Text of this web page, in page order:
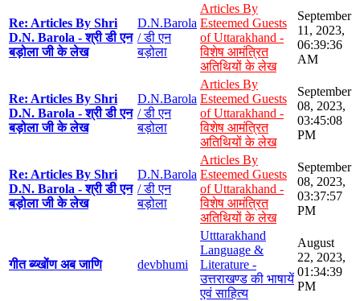
Re: Articles By Shri
D.N. Barola - श्री डी एन
बड़ोला जी के लेख
D.N.Barola
/ डी एन
बड़ोला
Articles By
Esteemed Guests
of Uttarakhand -
विशेष आमंत्रित
अतिथियों के लेख
September
11, 2023,
06:39:36
AM
Re: Articles By Shri
D.N. Barola - श्री डी एन
बड़ोला जी के लेख
D.N.Barola
/ डी एन
बड़ोला
Articles By
Esteemed Guests
of Uttarakhand -
विशेष आमंत्रित
अतिथियों के लेख
September
08, 2023,
03:45:08
PM
Re: Articles By Shri
D.N. Barola - श्री डी एन
बड़ोला जी के लेख
D.N.Barola
/ डी एन
बड़ोला
Articles By
Esteemed Guests
of Uttarakhand -
विशेष आमंत्रित
अतिथियों के लेख
September
08, 2023,
03:37:57
PM
गीत ब्य्खोंण अब जाणि devbhumi
Utttarakhand
Language &
Literature -
उत्तराखण्ड की भाषायें
एवं साहित्य
August
22, 2023,
01:34:39
PM